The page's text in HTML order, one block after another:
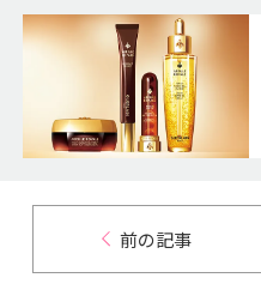
前の記事